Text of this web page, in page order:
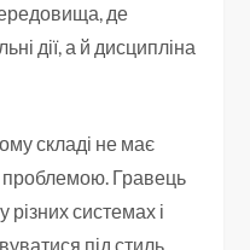
де
дії, а й дисципліна
складі не має
проблемою. Гравець
системах і
під стиль